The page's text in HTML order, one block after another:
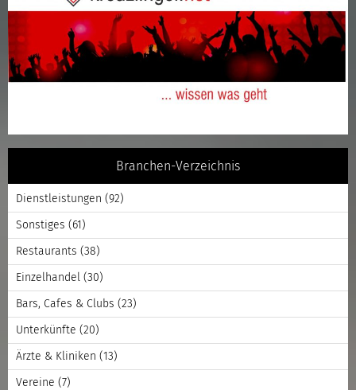
Branchen-Verzeichnis
Dienstleistungen (92)
Sonstiges (61)
Restaurants (38)
Einzelhandel (30)
Bars, Cafes & Clubs (23)
Unterkünfte (20)
Ärzte & Kliniken (13)
Vereine (7)